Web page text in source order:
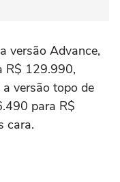
versão Advance,
R$ 129.990,
versão topo de
para R$
cara.